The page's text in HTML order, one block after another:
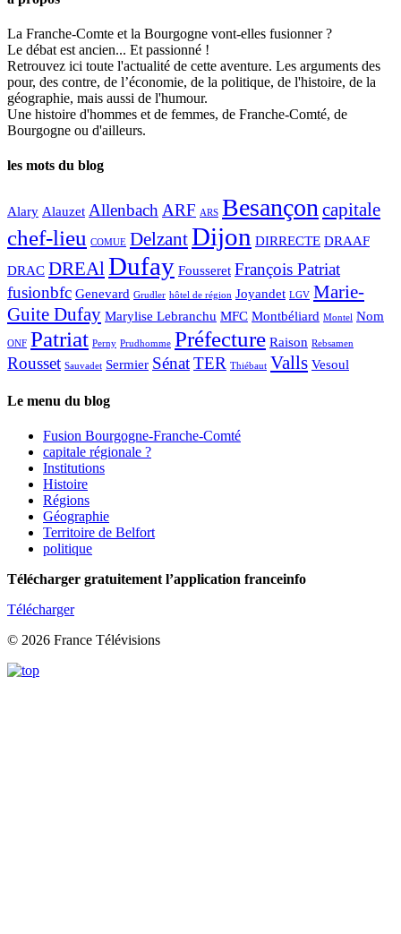
La Franche-Comte et la Bourgogne vont-elles fusionner ?
Le débat est ancien... Et passionné !
Retrouvez ici toute l'actualité de cette aventure. Les arguments des
pour, des contre, de l’économie, de la politique, de l'histoire, de la
géographie, mais aussi de l'humour.
Une histoire d'hommes et de femmes, de Franche-Comté, de
Bourgogne ou d'ailleurs.
les mots du blog
Alary Alauzet Allenbach ARF ARS Besançon capitale
chef-lieu COMUE DelzantDijon DIRRECTE DRAAF
DRAC DREAl Dufay Fousseret François Patriat
fusionbfc Genevard Grudler hôtel de région Joyandet LGV Marie-
Guite Dufay Marylise Lebranchu MFC Montbéliard Montel Nom
ONF Patriat Perny Prudhomme Préfecture Raison Rebsamen
Rousset Sauvadet Sermier SénatTER Thiébaut Valls Vesoul
Le menu du blog
Fusion Bourgogne-Franche-Comté
capitale régionale ?
Institutions
Histoire
Régions
Géographie
Territoire de Belfort
politique
Télécharger gratuitement l’application franceinfo
Télécharger
© 2026 France Télévisions